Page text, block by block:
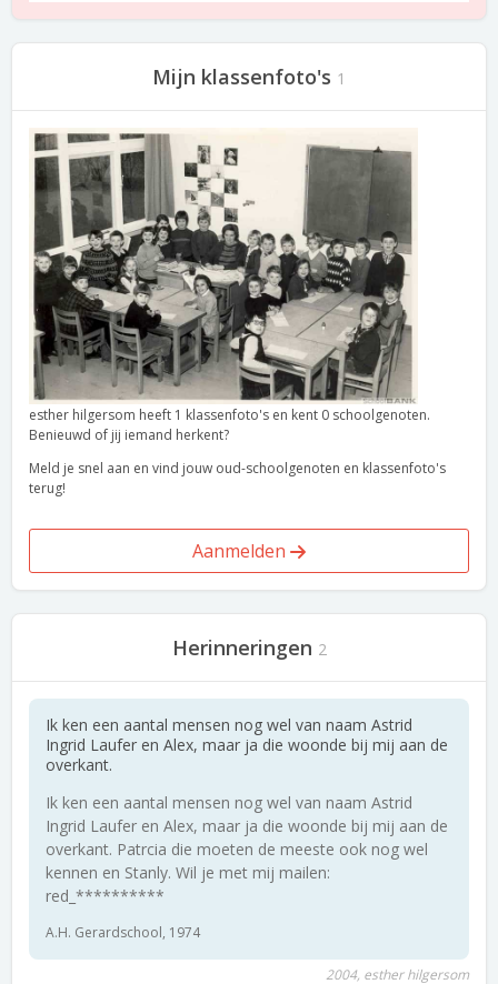
Mijn klassenfoto's 1
esther hilgersom heeft 1 klassenfoto's en kent 0 schoolgenoten.
Benieuwd of jij iemand herkent?
Meld je snel aan en vind jouw oud-schoolgenoten en klassenfoto's
terug!
Aanmelden
Herinneringen 2
Ik ken een aantal mensen nog wel van naam Astrid
Ingrid Laufer en Alex, maar ja die woonde bij mij aan de
overkant.
Ik ken een aantal mensen nog wel van naam Astrid
Ingrid Laufer en Alex, maar ja die woonde bij mij aan de
overkant. Patrcia die moeten de meeste ook nog wel
kennen en Stanly. Wil je met mij mailen:
red_**********
A.H. Gerardschool, 1974
2004, esther hilgersom